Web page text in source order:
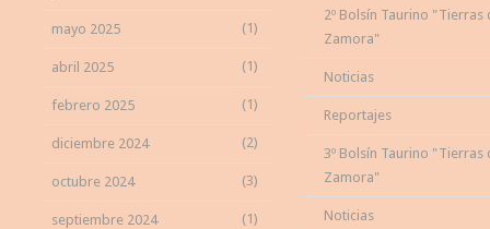
mayo 2025 (1)
abril 2025 (1)
febrero 2025 (1)
diciembre 2024 (2)
octubre 2024 (3)
septiembre 2024 (1)
2º Bolsín Taurino "Tierras
Zamora"
Noticias
Reportajes
3º Bolsín Taurino "Tierras
Zamora"
Noticias